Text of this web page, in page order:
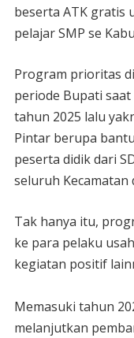
beserta ATK gratis
pelajar SMP se
Program prioritas
periode Bupati
tahun 2025 lalu
Pintar berupa
peserta didik dari
seluruh Kecamatan
Tak hanya itu,
ke para pelaku
kegiatan positif
‎Memasuki tahun
melanjutkan